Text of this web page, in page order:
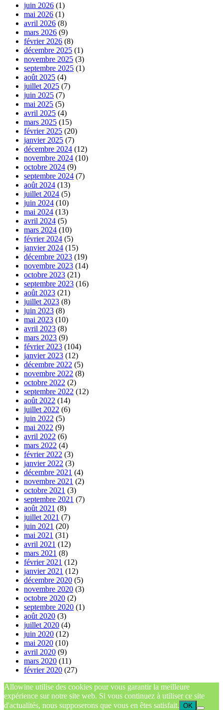
juin 2026 (1)
mai 2026 (1)
avril 2026 (8)
mars 2026 (9)
février 2026 (8)
décembre 2025 (1)
novembre 2025 (3)
septembre 2025 (1)
août 2025 (4)
juillet 2025 (7)
juin 2025 (7)
mai 2025 (5)
avril 2025 (4)
mars 2025 (15)
février 2025 (20)
janvier 2025 (7)
décembre 2024 (12)
novembre 2024 (10)
octobre 2024 (9)
septembre 2024 (7)
août 2024 (13)
juillet 2024 (5)
juin 2024 (10)
mai 2024 (13)
avril 2024 (5)
mars 2024 (10)
février 2024 (5)
janvier 2024 (15)
décembre 2023 (19)
novembre 2023 (14)
octobre 2023 (21)
septembre 2023 (16)
août 2023 (21)
juillet 2023 (8)
juin 2023 (8)
mai 2023 (10)
avril 2023 (8)
mars 2023 (9)
février 2023 (104)
janvier 2023 (12)
décembre 2022 (5)
novembre 2022 (8)
octobre 2022 (2)
septembre 2022 (12)
août 2022 (14)
juillet 2022 (6)
juin 2022 (5)
mai 2022 (9)
avril 2022 (6)
mars 2022 (4)
février 2022 (3)
janvier 2022 (3)
décembre 2021 (4)
novembre 2021 (2)
octobre 2021 (3)
septembre 2021 (7)
août 2021 (8)
juillet 2021 (7)
juin 2021 (20)
mai 2021 (31)
avril 2021 (12)
mars 2021 (8)
février 2021 (12)
janvier 2021 (12)
décembre 2020 (5)
novembre 2020 (3)
octobre 2020 (2)
septembre 2020 (1)
août 2020 (3)
juillet 2020 (4)
juin 2020 (12)
mai 2020 (10)
avril 2020 (9)
mars 2020 (11)
février 2020 (27)
Allowine utilise des cookies pour vous garantir la meilleure
expérience sur notre site web. Si vous continuez à utiliser ce site
d'actualités, nous supposerons que vous en êtes satisfait. OK